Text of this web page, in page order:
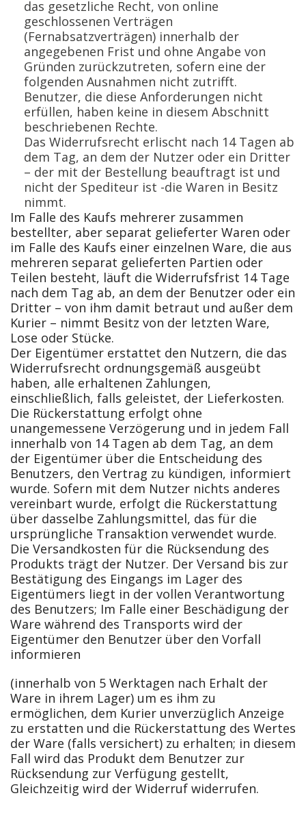
das gesetzliche Recht, von online
geschlossenen Verträgen
(Fernabsatzverträgen) innerhalb der
angegebenen Frist und ohne Angabe von
Gründen zurückzutreten, sofern eine der
folgenden Ausnahmen nicht zutrifft.
Benutzer, die diese Anforderungen nicht
erfüllen, haben keine in diesem Abschnitt
beschriebenen Rechte.
Das Widerrufsrecht erlischt nach 14 Tagen ab
dem Tag, an dem der Nutzer oder ein Dritter
– der mit der Bestellung beauftragt ist und
nicht der Spediteur ist -die Waren in Besitz
nimmt.
Im Falle des Kaufs mehrerer zusammen
bestellter, aber separat gelieferter Waren oder
im Falle des Kaufs einer einzelnen Ware, die aus
mehreren separat gelieferten Partien oder
Teilen besteht, läuft die Widerrufsfrist 14 Tage
nach dem Tag ab, an dem der Benutzer oder ein
Dritter – von ihm damit betraut und außer dem
Kurier – nimmt Besitz von der letzten Ware,
Lose oder Stücke.
Der Eigentümer erstattet den Nutzern, die das
Widerrufsrecht ordnungsgemäß ausgeübt
haben, alle erhaltenen Zahlungen,
einschließlich, falls geleistet, der Lieferkosten.
Die Rückerstattung erfolgt ohne
unangemessene Verzögerung und in jedem Fall
innerhalb von 14 Tagen ab dem Tag, an dem
der Eigentümer über die Entscheidung des
Benutzers, den Vertrag zu kündigen, informiert
wurde. Sofern mit dem Nutzer nichts anderes
vereinbart wurde, erfolgt die Rückerstattung
über dasselbe Zahlungsmittel, das für die
ursprüngliche Transaktion verwendet wurde.
Die Versandkosten für die Rücksendung des
Produkts trägt der Nutzer. Der Versand bis zur
Bestätigung des Eingangs im Lager des
Eigentümers liegt in der vollen Verantwortung
des Benutzers; Im Falle einer Beschädigung der
Ware während des Transports wird der
Eigentümer den Benutzer über den Vorfall
informieren
(innerhalb von 5 Werktagen nach Erhalt der
Ware in ihrem Lager) um es ihm zu
ermöglichen, dem Kurier unverzüglich Anzeige
zu erstatten und die Rückerstattung des Wertes
der Ware (falls versichert) zu erhalten; in diesem
Fall wird das Produkt dem Benutzer zur
Rücksendung zur Verfügung gestellt,
Gleichzeitig wird der Widerruf widerrufen.